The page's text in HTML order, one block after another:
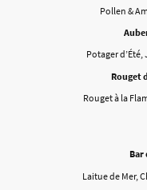
Pollen &
Potager d’Été,
Rouget
Rouget à la
Bar
Laitue de Mer,